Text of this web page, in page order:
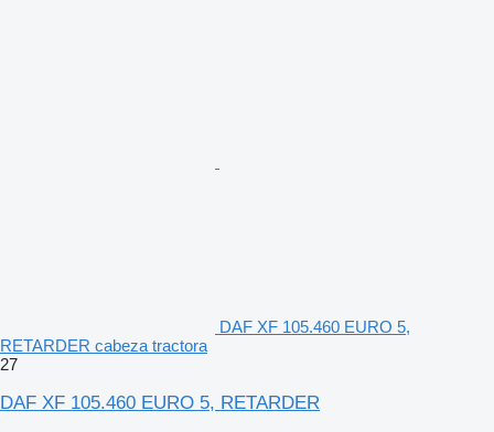
DAF XF 105.460 EURO 5,
RETARDER cabeza tractora
27
DAF XF 105.460 EURO 5, RETARDER